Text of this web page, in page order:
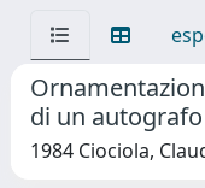
di un
1984 Ciociola,